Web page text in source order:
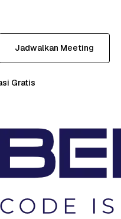
Jadwalkan Meeting
Gratis